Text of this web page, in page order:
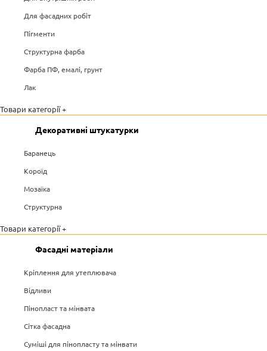
Для фасадних робіт
Пігменти
Структурна фарба
Фарба ПФ, емалі, грунт
Лак
Товари категорії +
Декоративні штукатурки
Баранець
Короїд
Мозаїка
Структурна
Товари категорії +
Фасадні матеріали
Кріплення для утеплювача
Відливи
Пінопласт та мінвата
Сітка фасадна
Суміші для пінопласту та мінвати